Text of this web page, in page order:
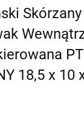
18,5 x 10